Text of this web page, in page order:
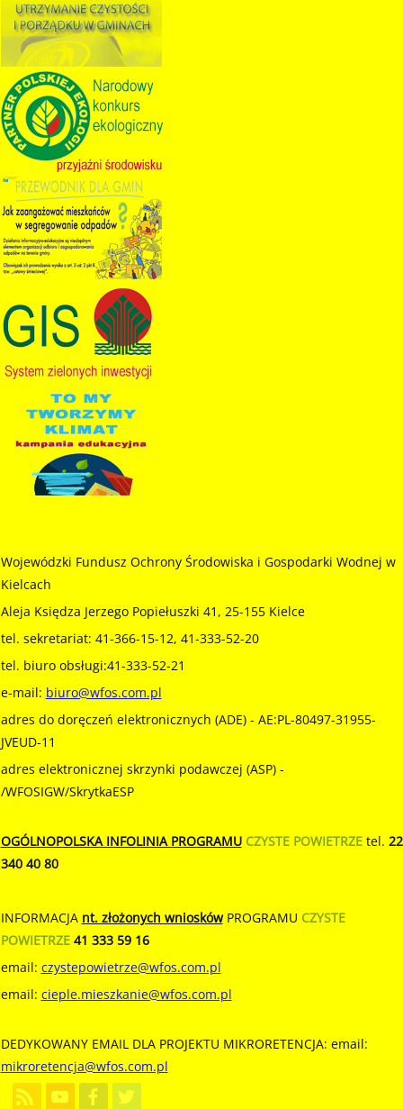
Wojewódzki Fundusz Ochrony Środowiska i Gospodarki Wodnej w
Kielcach
Aleja Księdza Jerzego Popiełuszki 41, 25-155 Kielce
tel. sekretariat: 41-366-15-12, 41-333-52-20
tel. biuro obsługi:41-333-52-21
e-mail: biuro@wfos.com.pl
adres do doręczeń elektronicznych (ADE) - AE:PL-80497-31955-
JVEUD-11
adres elektronicznej skrzynki podawczej (ASP) -
/WFOSIGW/SkrytkaESP
OGÓLNOPOLSKA INFOLINIA PROGRAMUCZYSTE POWIETRZEtel. 22
340 40 80
INFORMACJA nt. złożonych wnioskówPROGRAMU CZYSTE
POWIETRZE41 333 59 16
email: czystepowietrze@wfos.com.pl
email: cieple.mieszkanie@wfos.com.pl
DEDYKOWANY EMAIL DLA PROJEKTU MIKRORETENCJA: email:
mikroretencja@wfos.com.pl